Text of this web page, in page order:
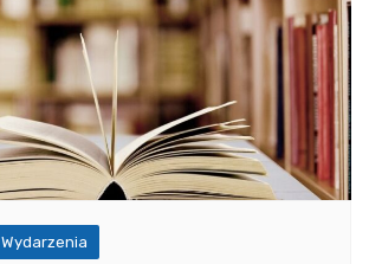
Wydarzenia